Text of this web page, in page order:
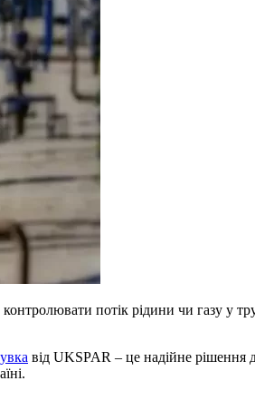
потік рідини чи газу у
від UKSPAR – це надійне рішення